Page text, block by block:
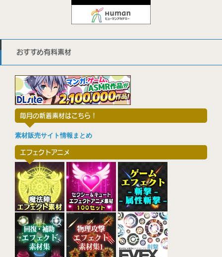
おすすめ有料素材
毎月の新着素材はこちら！
素材販売サイト情報まとめ
エフェクトアニメ